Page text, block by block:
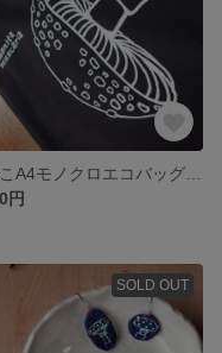
円
SOLD OUT